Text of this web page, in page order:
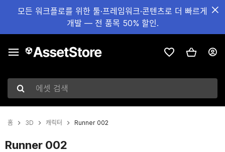
모든 워크플로를 위한 툴·프레임워크·콘텐츠로 더 빠르게
개발 — 전 품목 50% 할인.
에셋 검색
홈 3D 캐릭터 Runner 002
Runner 002